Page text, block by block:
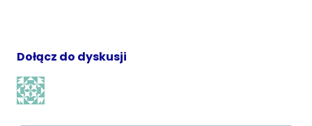
Dołącz do dyskusji